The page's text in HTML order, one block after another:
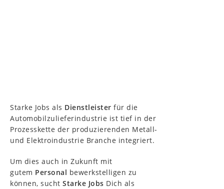
Starke Jobs als Dienstleister für die
Automobilzulieferindustrie ist tief in der
Prozesskette der produzierenden Metall-
und Elektroindustrie Branche integriert.
Um dies auch in Zukunft mit
gutem Personal bewerkstelligen zu
können, sucht Starke Jobs Dich als